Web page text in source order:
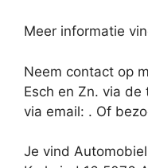
Meer informatie
Neem contact op
Esch en Zn. via de
via email: . Of
Je vind